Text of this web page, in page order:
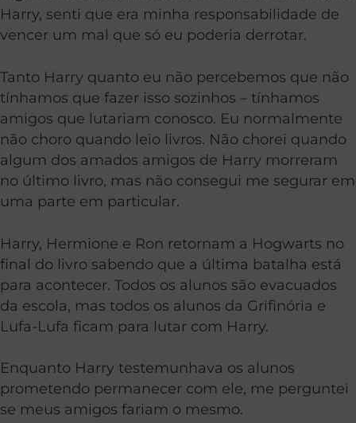
Harry, senti que era minha responsabilidade de
vencer um mal que só eu poderia derrotar.
Tanto Harry quanto eu não percebemos que não
tínhamos que fazer isso sozinhos – tínhamos
amigos que lutariam conosco. Eu normalmente
não choro quando leio livros. Não chorei quando
algum dos amados amigos de Harry morreram
no último livro, mas não consegui me segurar em
uma parte em particular.
Harry, Hermione e Ron retornam a Hogwarts no
final do livro sabendo que a última batalha está
para acontecer. Todos os alunos são evacuados
da escola, mas todos os alunos da Grifinória e
Lufa-Lufa ficam para lutar com Harry.
Enquanto Harry testemunhava os alunos
prometendo permanecer com ele, me perguntei
se meus amigos fariam o mesmo.